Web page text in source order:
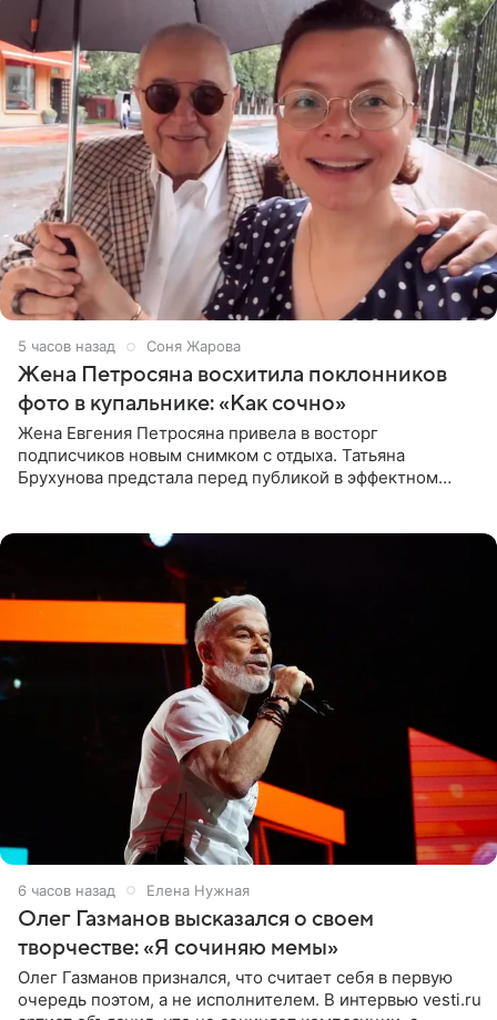
5 часов назад Соня Жарова
Жена Петросяна восхитила поклонников
фото в купальнике: «Как сочно»
Жена Евгения Петросяна привела в восторг
подписчиков новым снимком с отдыха. Татьяна
Брухунова предстала перед публикой в эффектном
6 часов назад Елена Нужная
Олег Газманов высказался о своем
творчестве: «Я сочиняю мемы»
Олег Газманов признался, что считает себя в первую
очередь поэтом, а не исполнителем. В интервью vesti.ru